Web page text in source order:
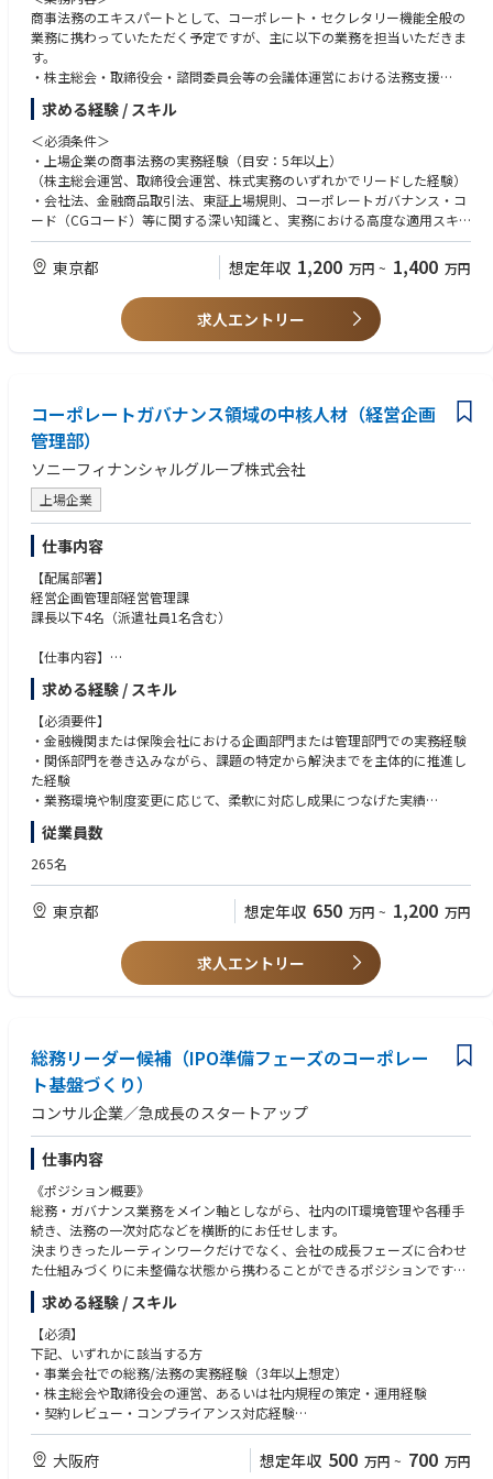
商事法務のエキスパートとして、コーポレート・セクレタリー機能全般の
業務に携わっていたただく予定ですが、主に以下の業務を担当いただきま
す。
・株主総会・取締役会・諮問委員会等の会議体運営における法務支援
・会社法、金融商品取引法、上場規則等に基づく法定開示書類の企画・作
成・管理
・コーポレート・ガバナンスや内部統制システムに関する企画・運用
・株主対応（議決権行使助言会社対応・株主提案対応等）における法務支
援
・定款・株式関連規程等の整備・運用
※会社の定める職務の範囲で今後変更となる可能性があります
＜アピールポイント＞
・当社はガバナンス、特にCEOの選解任などで、資本市場において高い評
価を受けており、ご自身のキャリア形成に有効なスキル・経験を積むこと
ができる役割・職場です。
・最高意思決定機関（取締役会）の運営に深く関与でき、法務の領域に留
業経営のリアルな意思決定プロセスに携わることができるポジションで
す。
・上場企業としての高度なガバナンス整備を、経営と共に推進する経験
は、キャリア価値が非常に高く、将来的なキャリアの幅も広がります（法
務部門・ガバナンス関連部門への展開も可）。
・取締役会室は少数精鋭の組織であり、一人ひとりの裁量・貢献度が大き
い環境です。
・ご自身でタイムマネジメントを行いながらフレキシブルに働くことがで
きる環境があります。
＜入社後のキャリアパス＞
・入社後は、取締役会室の法務エキスパートとして、取締役会室の法務運
営全般をリードしていただきます。
・将来的には、組織マネージャー、社内の法務部門など関連部門への人事
異動も検討される範囲です。
＜働き方について＞
準備期間を含め株主総会の時期（3～5月頃）は繁忙期となりますが、
11月～1月を中心に閑散期となり、年間を通じて繁閑のメリハリがある環
境です。
＜関連URL＞
・リコーのコーポレートガバナンス
https://jp.ricoh.com/governance/governance
◎『はじめまして、リコーです。』
https://www.youtube.com/watch?v=LfnvykSx6Dk&list=PLVeLbRp5JE6w
lRcTRrZWup-lTsWloaxFt&index=3
是非ご覧ください。
求める経験 / スキル
＜必須条件＞
・上場企業の商事法務の実務経験（目安：5年以上）
（株主総会運営、取締役会運営、株式実務のいずれかでリードした経験）
・会社法、金融商品取引法、東証上場規則、コーポレートガバナンス・コ
ード（CGコード）等に関する深い知識と、実務における高度な適用スキ
ル
・ガバナンス体制構築や開示対応など、上場企業特有の法務課題を解決し
た経験
・社内外ステークホルダー（役員、社外役員、関係部門、社外弁護士等）
との調整のご経験
・ビジネスレベルの英語力
・上場企業の取締役会事務局、もしくはコーポレート・セクレタリー機能
での実務経験
・事業会社の法務部門や経営企画部門で、コーポレート法務を幅広く担当
・ガバナンス改革（指名・報酬委員会の機能高度化、取締役会評価など）
や内部統制システムの構築・運用経験
・M&Aや組織再編等、会社法関連のプロジェクトのご経験
・弁護士資格（国内または海外）があれば尚可
＜求める人物像＞
・商事法務の専門性を基盤に、経営視点で課題を構造化し、解決策を提案
できる方
方
・社外役員・経営幹部など多様なステークホルダーと、信頼関係を構築で
きるコミュニケーション力
・経営判断の背景を理解しつつ、法務として独立した立場から助言できる
方
・新制度やガバナンス潮流（コーポレートガバナンス・コードなど）を学
び続ける姿勢を持つ方
東京都 想定年収 1,200 万円 ~ 1,400 万円
求人エントリー
コーポレートガバナンス領域の中核人材（経営企画
管理部）
ソニーフィナンシャルグループ株式会社
上場企業
仕事内容
【配属部署】
経営企画管理部経営管理課
課長以下4名（派遣社員1名含む）
【仕事内容】
ソニーフィナンシャルグループにおけるコーポレートガバナンス体制の企
画・高度化・運営全般を担っていただきます。法制度や規制環境の変化を
踏まえたガバナンス態勢の設計・見直しを主導するとともに、取締役会・
各種委員会等の重要会議体事務局と密接に連携し、実効性の高いガバナン
ス運営の実現を推進いただきます。
【福利厚生】
・退職一時金、401k
・社会保険完備
・フレックスタイム制（コアタイムなし）
・テレワーク可（原則週2日を上限とする）
ソニーフィナンシャルグループのコーポレートガバナンスに携わり、経営
に近い立場でガバナンスの高度化や意思決定の質向上に貢献できるポジシ
メントへのキャリアパスが開かれている一方、専門性を軸にガバナンス領
域のプロフェッショナルとして活躍することも可能です。志向や適性に応
じて、キャリアの幅を柔軟に広げていける点も魅力です。
求める経験 / スキル
【必須要件】
・金融機関または保険会社における企画部門または管理部門での実務経験
・関係部門を巻き込みながら、課題の特定から解決までを主体的に推進し
た経験
・業務環境や制度変更に応じて、柔軟に対応し成果につなげた実績
【尚可要件】
・上場企業または上場企業子会社におけるコーポレートガバナンス対応業
・取締役会・各種委員会等の運営、またはそれに準ずる業務経験
・規程整備、開示対応、当局対応等の実務経験
・部門横断プロジェクトの推進経験
【求める人物像】
・環境変化や不確実性の高い状況においても、適切に対応できる柔軟性を
有する方
・上記の資質を活かし、キャリアの中で具体的な成果を創出してきた方
従業員数
265名
東京都 想定年収 650 万円 ~ 1,200 万円
求人エントリー
総務リーダー候補（IPO準備フェーズのコーポレー
ト基盤づくり）
コンサル企業／急成長のスタートアップ
仕事内容
《ポジション概要》
総務・ガバナンス業務をメイン軸としながら、社内のIT環境管理や各種手
続き、法務の一次対応などを横断的にお任せします。
決まりきったルーティンワークだけでなく、会社の成長フェーズに合わせ
た仕組みづくりに未整備な状態から携わることができるポジションです。
《具体的な業務内容》
◆総務、ガバナンス業務
・株主総会、取締役会、経営会議等の重要会議体の企画・運営・議事録作
成
・IPO審査を見据えた社内規程、稟議制度、文書管理体制の整備・運用
・全社ガバナンス強化施策および内部統制（J-SOX対応等）の企画・推進
・オフィス・ファシリティ管理、および全国拠点の運営支援
・各種ベンダー・購買・契約管理プロセスの整備・最適化
求める経験 / スキル
【必須】
下記、いずれかに該当する方
・事業会社での総務/法務の実務経験（3年以上想定）
・株主総会や取締役会の運営、あるいは社内規程の策定・運用経験
・契約レビュー・コンプライアンス対応経験
※上記の経験を通して、部門横断でのプロジェクトを推進、
経営層とのコミュニケーションもスムーズな方を想定しています。
大阪府 想定年収 500 万円 ~ 700 万円